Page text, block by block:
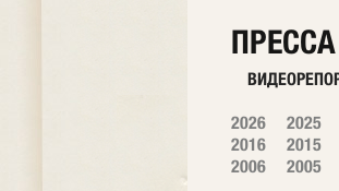
ПРЕССА
2026 2025
2016
2015
2006
2005